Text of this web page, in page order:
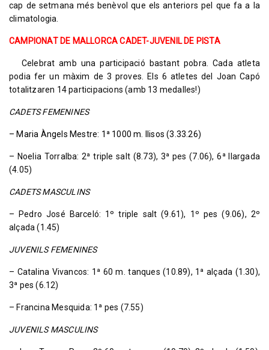
cap de setmana més benèvol que els anteriors pel que fa a la
climatologia.
CAMPIONAT DE MALLORCA CADET-JUVENIL DE PISTA
Celebrat amb una participació bastant pobra. Cada atleta
podia fer un màxim de 3 proves. Els 6 atletes del Joan Capó
totalitzaren 14 participacions (amb 13 medalles!)
CADETS FEMENINES
– Maria Àngels Mestre: 1ª 1000 m. llisos (3.33.26)
– Noelia Torralba: 2ª triple salt (8.73), 3ª pes (7.06), 6ª llargada
(4.05)
CADETS MASCULINS
– Pedro José Barceló: 1º triple salt (9.61), 1º pes (9.06), 2º
alçada (1.45)
JUVENILS FEMENINES
– Catalina Vivancos: 1ª 60 m. tanques (10.89), 1ª alçada (1.30),
3ª pes (6.12)
– Francina Mesquida: 1ª pes (7.55)
JUVENILS MASCULINS